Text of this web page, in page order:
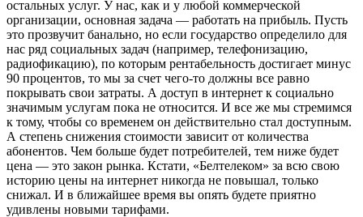
остальных услуг. У нас, как и у любой коммерческой
организации, основная задача — работать на прибыль. Пусть
это прозвучит банально, но если государство определило для
нас ряд социальных задач (например, телефонизацию,
радиофикацию), по которым рентабельность достигает минус
90 процентов, то мы за счет чего-то должны все равно
покрывать свои затраты. А доступ в интернет к социально
значимым услугам пока не относится. И все же мы стремимся
к тому, чтобы со временем он действительно стал доступным.
А степень снижения стоимости зависит от количества
абонентов. Чем больше будет потребителей, тем ниже будет
цена — это закон рынка. Кстати, «Белтелеком» за всю свою
историю цены на интернет никогда не повышал, только
снижал. И в ближайшее время вы опять будете приятно
удивлены новыми тарифами.